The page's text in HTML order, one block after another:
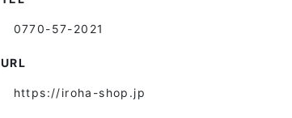
0770-57-2021
URL
https://iroha-shop.jp